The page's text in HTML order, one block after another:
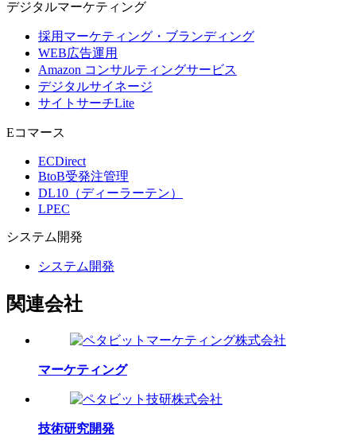
デジタルマーケティング
採用マーケティング・ブランディング
WEB広告運用
Amazon コンサルティングサービス
デジタルサイネージ
サイトサーチLite
Eコマース
ECDirect
BtoB受発注管理
DL10（ディーラーテン）
LPEC
システム 開発
システム開発
関連会社
マーケティング
技術研究開発